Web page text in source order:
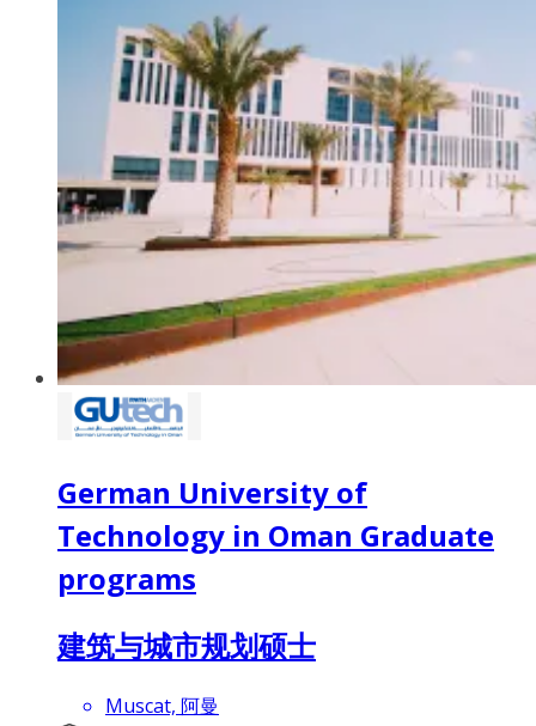
German University of
Technology in Oman Graduate
programs
建筑与城市规划硕士
Muscat, 阿曼